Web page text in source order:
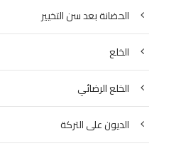
الحضانة بعد سن التخيير
الخلع
الخلع الرضائي
الديون على التركة